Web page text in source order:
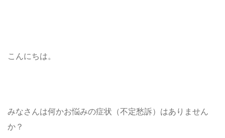
こんにちは。
みなさんは何かお悩みの症状（不定愁訴）はありません
か？